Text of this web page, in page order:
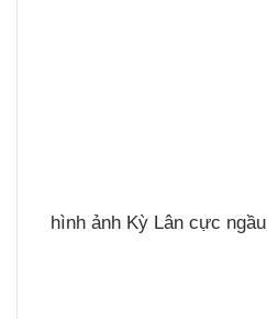
hình ảnh Kỳ Lân cực ngầu